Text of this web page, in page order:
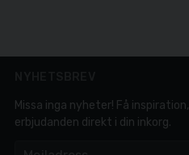
Missa inga nyheter! Få
erbjudanden direkt i din inkorg.